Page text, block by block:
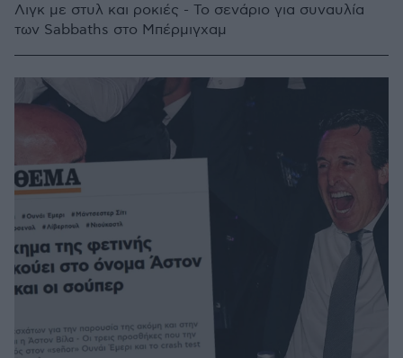
Λιγκ με στυλ και ροκιές - Το σενάριο για συναυλία
των Sabbaths στο Μπέρμιγχαμ